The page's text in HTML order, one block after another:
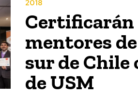
2018
mentores
sur de Chile
de USM